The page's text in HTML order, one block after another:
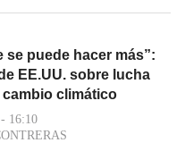
se puede hacer más”:
EE.UU. sobre lucha
climático
16:10